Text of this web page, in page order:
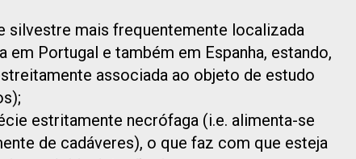
silvestre mais frequentemente localizada
em Portugal e também em Espanha, estando,
associada ao objeto de estudo
estritamente necrófaga (i.e. alimenta-se
de cadáveres), o que faz com que esteja